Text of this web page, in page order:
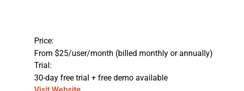
Opens new window
Price:
From $25/user/month (billed monthly or annually)
Trial:
30-day free trial + free demo available
Opens new window